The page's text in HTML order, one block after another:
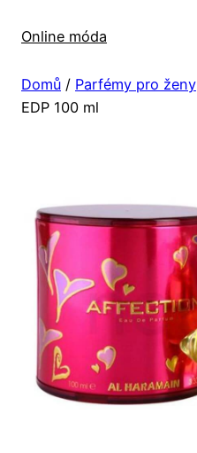
Online móda
Domů / Parfémy pro ženy
EDP 100 ml